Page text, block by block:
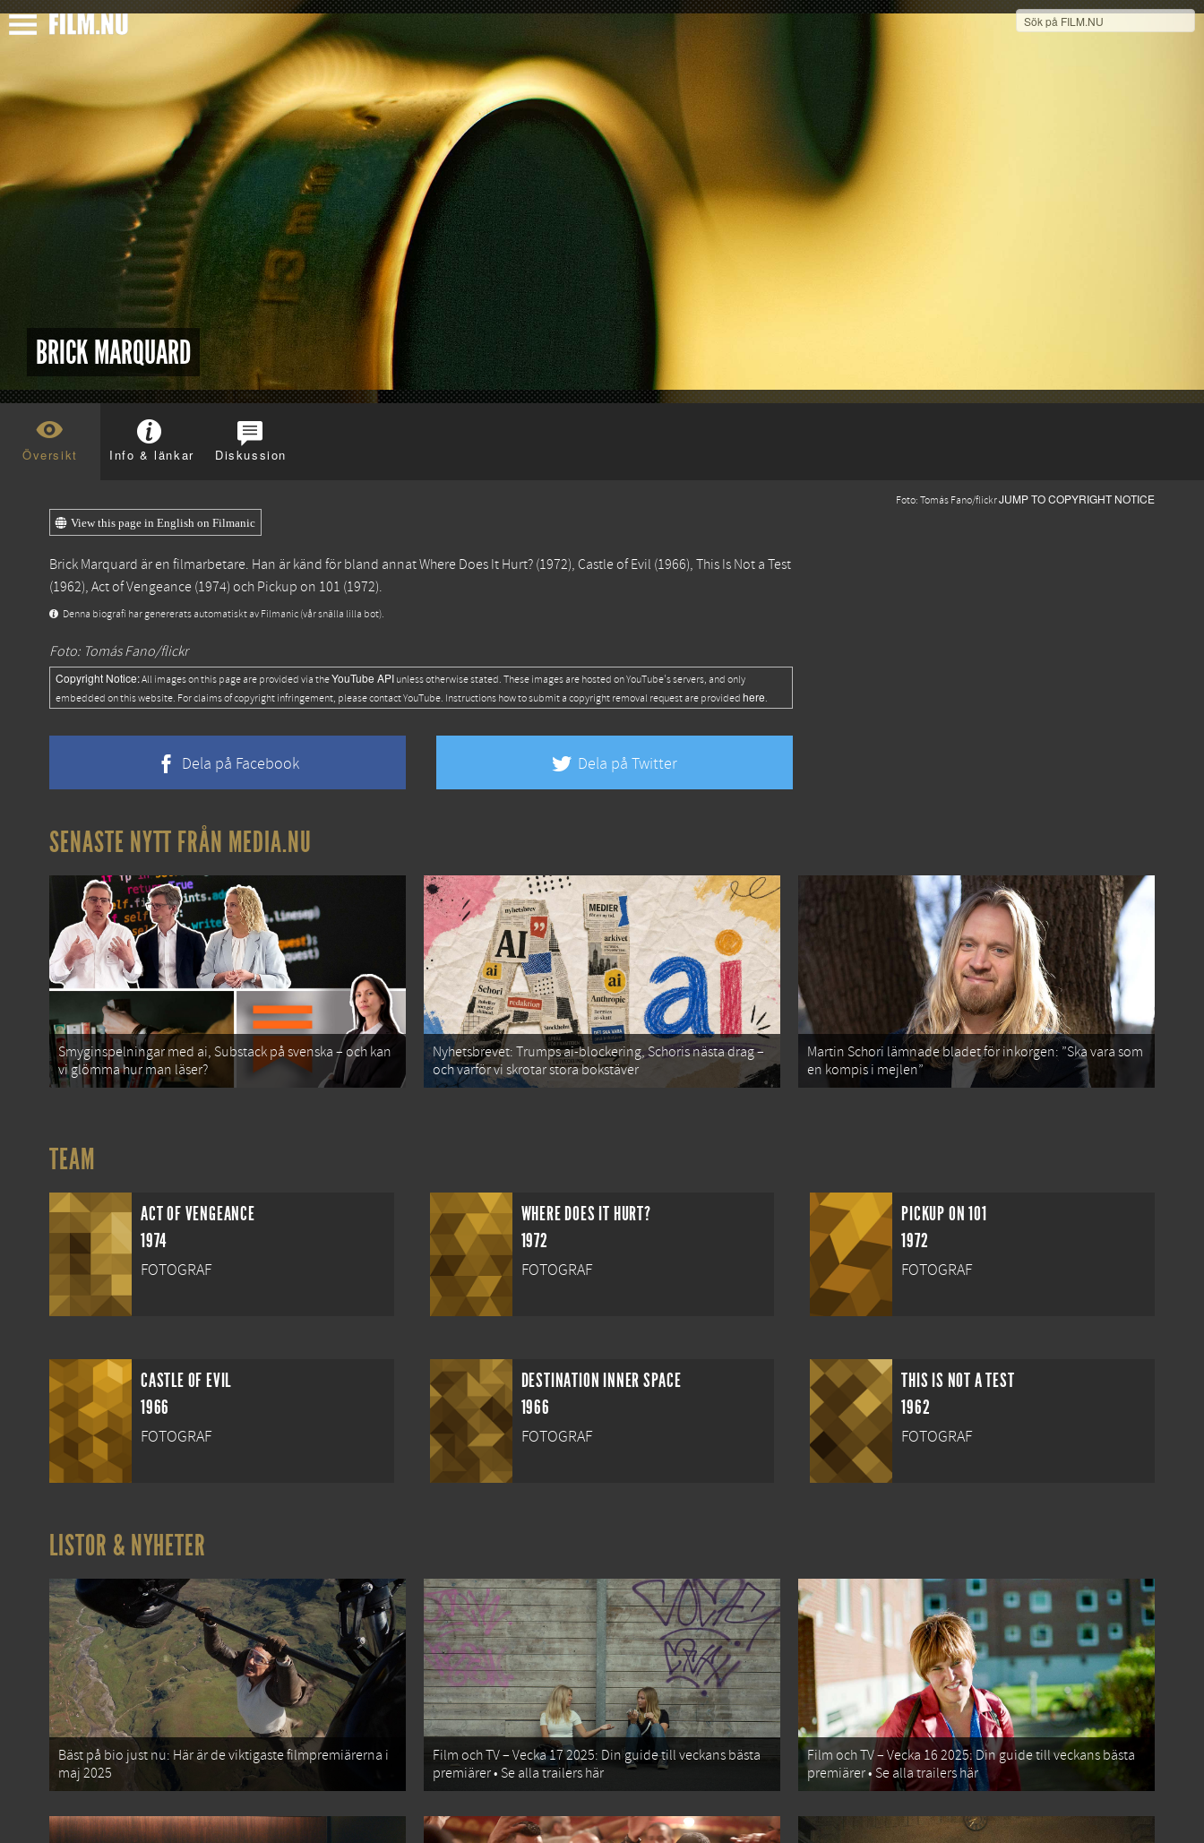
BRICK MARQUARD
Översikt Info & länkar Diskussion
Foto: Tomás Fano/flickrJUMP TO COPYRIGHT NOTICE
View this page in English on Filmanic
Brick Marquard är en filmarbetare. Han är känd för bland annatWhere Does It Hurt? (1972), Castle of Evil (1966), This Is Not a Test
(1962), Act of Vengeance (1974) och Pickup on 101 (1972).
Denna biografi har genererats automatiskt av Filmanic (vår snälla lilla bot).
Foto: Tomás Fano/flickr
Copyright Notice:All images on this page are provided via theYouTube API unless otherwise stated. These images are hosted on YouTube's servers, and only
embedded on this website. For claims of copyright infringement, please contact YouTube. Instructions how to submit a copyright removal request are provided here.
Dela på Facebook Dela på Twitter
SENASTE NYTT FRÅN MEDIA.NU
Smyginspelningar med ai, Substack på svenska – och kan
vi glömma hur man läser?
Nyhetsbrevet: Trumps ai-blockering, Schoris nästa drag –
och varför vi skrotar stora bokstäver
Martin Schori lämnade bladet för inkorgen: ”Ska vara som
en kompis i mejlen”
TEAM
ACT OF VENGEANCE
1974
FOTOGRAF
WHERE DOES IT HURT?
1972
FOTOGRAF
PICKUP ON 101
1972
FOTOGRAF
CASTLE OF EVIL
1966
FOTOGRAF
DESTINATION INNER SPACE
1966
FOTOGRAF
THIS IS NOT A TEST
1962
FOTOGRAF
LISTOR & NYHETER
Bäst på bio just nu: Här är de viktigaste filmpremiärerna i
maj 2025
Film och TV – Vecka 17 2025: Din guide till veckans bästa
premiärer • Se alla trailers här
Film och TV – Vecka 16 2025: Din guide till veckans bästa
premiärer • Se alla trailers här